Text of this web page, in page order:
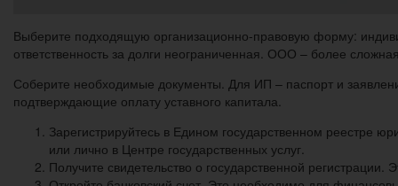
Выберите подходящую организационно-правовую форму:
ответственность за долги неограниченная. ООО – более
Соберите необходимые документы. Для ИП – паспорт и
подтверждающие оплату уставного капитала.
Зарегистрируйтесь в Едином государственном реестре
или лично в Центре государственных услуг.
Получите свидетельство о государственной